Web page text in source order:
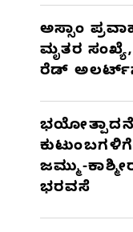
ಅಸ್ಸಾಂ
ಮೃತರ
ರೆಡ್
ಭಯೋತ್ಪಾದನೆ
ಜಮ್ಮು-
ಭರವಸೆ